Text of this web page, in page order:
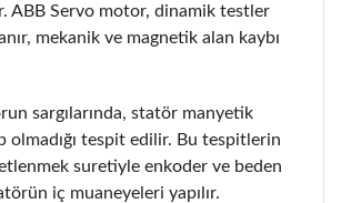
ABB Servo motor, dinamik testler
mekanik ve magnetik alan kaybı
sargılarında, statör manyetik
olmadığı tespit edilir. Bu tespitlerin
suretiyle enkoder ve beden
iç muaneyeleri yapılır.